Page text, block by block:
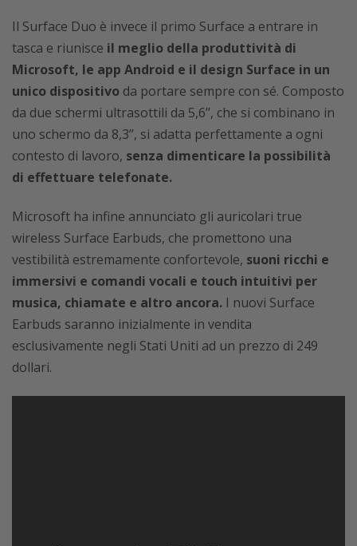
Il Surface Duo è invece il primo Surface a entrare in
tasca e riunisce il meglio della produttività di
Microsoft, le app Android e il design Surface in un
unico dispositivo da portare sempre con sé. Composto
da due schermi ultrasottili da 5,6’’, che si combinano in
uno schermo da 8,3’’, si adatta perfettamente a ogni
contesto di lavoro, senza dimenticare la possibilità
di effettuare telefonate.
Microsoft ha infine annunciato gli auricolari true
wireless Surface Earbuds, che promettono una
vestibilità estremamente confortevole, suoni ricchi e
immersivi e comandi vocali e touch intuitivi per
musica, chiamate e altro ancora. I nuovi Surface
Earbuds saranno inizialmente in vendita
esclusivamente negli Stati Uniti ad un prezzo di 249
dollari.